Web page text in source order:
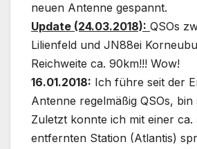
neuen Antenne gespannt.
Update (24.03.2018): QSOs
Lilienfeld und JN88ei
Reichweite ca. 90km!!! Wow!
16.01.2018: Ich führe seit der
Antenne regelmäßig QSOs,
Zuletzt konnte ich mit einer
entfernten Station (Atlantis)